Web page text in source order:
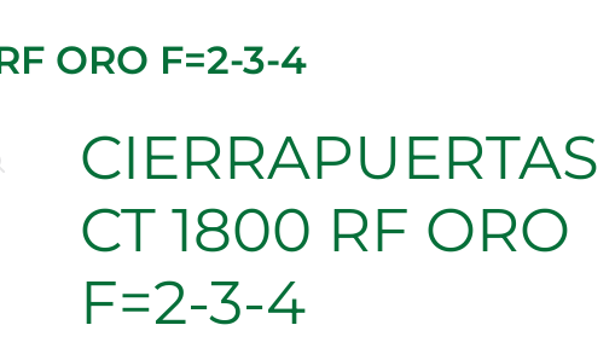
ORO F=2-3-4
CIERRAPUERTAS
CT 1800 RF ORO
F=2-3-4